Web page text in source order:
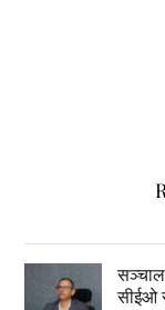
सीईओ